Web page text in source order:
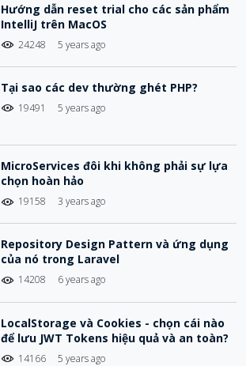
Hướng dẫn reset trial cho các sản phẩm
IntelliJ trên MacOS
24248 5 years ago
Tại sao các dev thường ghét PHP?
19491 5 years ago
MicroServices đôi khi không phải sự lựa
chọn hoàn hảo
19158 3 years ago
Repository Design Pattern và ứng dụng
của nó trong Laravel
14208 6 years ago
LocalStorage và Cookies - chọn cái nào
để lưu JWT Tokens hiệu quả và an toàn?
14166 5 years ago